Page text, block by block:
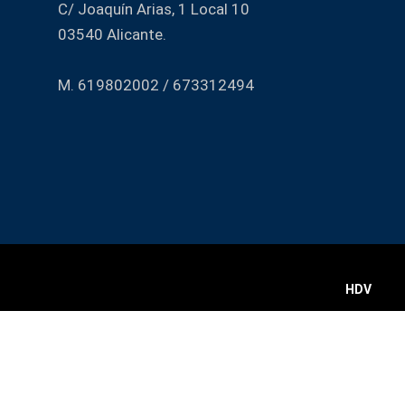
C/ Joaquín Arias, 1 Local 10
03540 Alicante.
M. 619802002 / 673312494
HDV